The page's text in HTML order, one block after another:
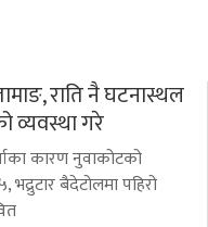
राति नै घटनास्थल
व्यवस्था गरे
कारण नुवाकोटको
भद्रुटार बैदेटोलमा पहिरो